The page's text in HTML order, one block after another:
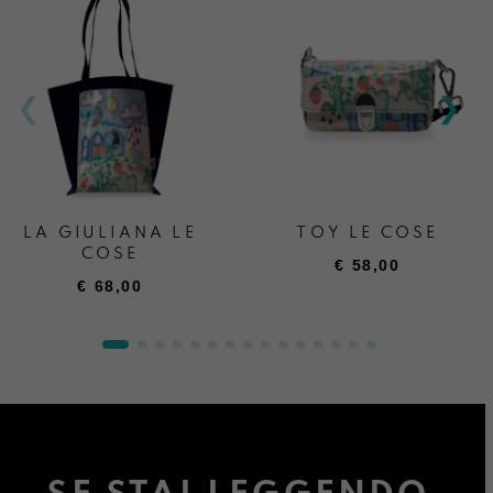
LA GIULIANA LE
COSE
€ 68,00
TOY LE COSE
€ 58,00